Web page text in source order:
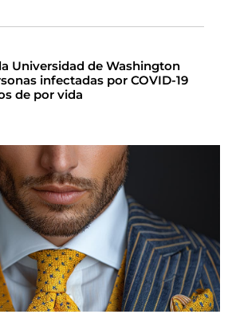
Universidad de Washington
infectadas por COVID-19
de por vida